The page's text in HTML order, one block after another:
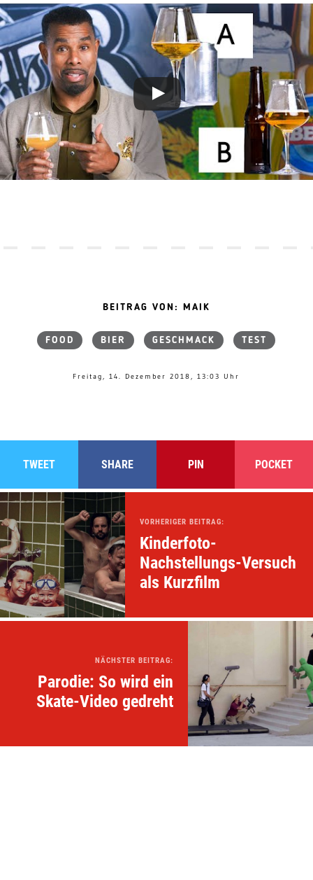
BEITRAG VON: MAIK
FOOD BIER GESCHMACK TEST
Freitag, 14. Dezember 2018, 13:03 Uhr
TWEET SHARE PIN POCKET
VORHERIGER BEITRAG:
Kinderfoto-
Nachstellungs-Versuch
als Kurzfilm
NÄCHSTER BEITRAG:
Parodie: So wird ein
Skate-Video gedreht